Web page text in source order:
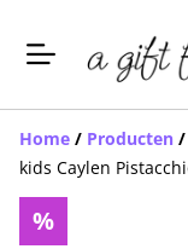
Home / Producten /
kids Caylen
%